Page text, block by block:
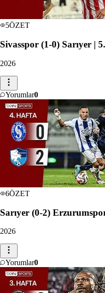
5ÖZET
Sivasspor (1-0) Sarıyer |
2026
Yorumlar0
6ÖZET
Sarıyer (0-2)
2026
Yorumlar0